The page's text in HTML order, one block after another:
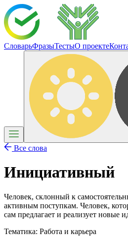
СловарьФразыТестыО проекте
Все слова
Инициативный
Человек, склонный к
активным поступкам. Человек,
сам предлагает и реализует новые
Тематика: Работа и карьера